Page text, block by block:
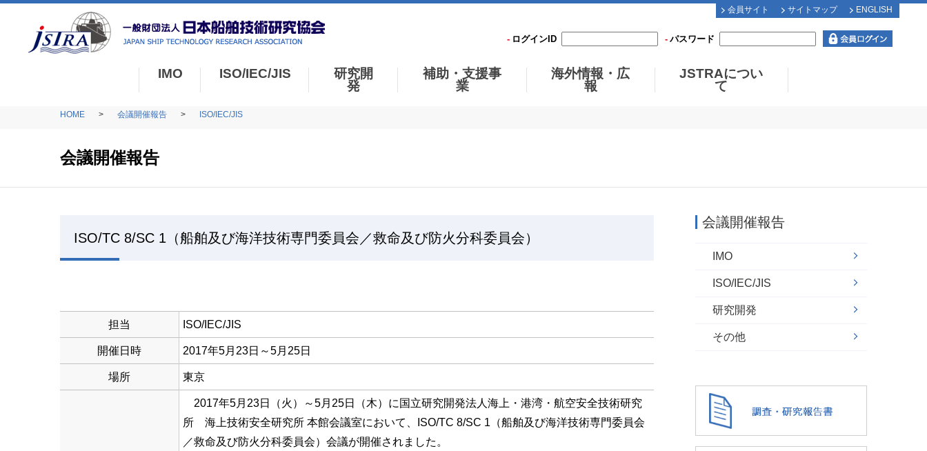
会員サイト サイトマップ ENGLISH
ログインID パスワード
IMO ISO/IEC/JIS
研究開
発
補助・支援事
業
海外情報・広
報
JSTRAについ
て
HOME 会議開催報告 ISO/IEC/JIS
会議開催報告
ISO/TC 8/SC 1（船舶及び海洋技術専門委員会／救命及び防火分科委員会）
担当 ISO/IEC/JIS
開催日時 2017年5月23日～5月25日
場所 東京
2017年5月23日（火）～5月25日（木）に国立研究開発法人海上・港湾・航空安全技術研究
所 海上技術安全研究所 本館会議室において、ISO/TC 8/SC 1（船舶及び海洋技術専門委員会
／救命及び防火分科委員会）会議が開催されました。
会議開催報告
IMO
ISO/IEC/JIS
研究開発
その他